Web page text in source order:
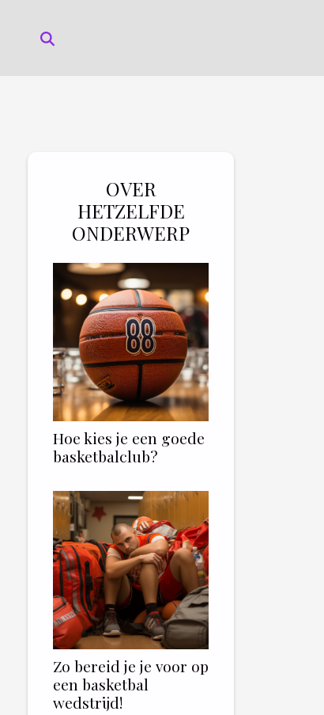
OVER
HETZELFDE
ONDERWERP
Hoe kies je een goede
basketbalclub?
Zo bereid je je voor op
een basketbal
wedstrijd!